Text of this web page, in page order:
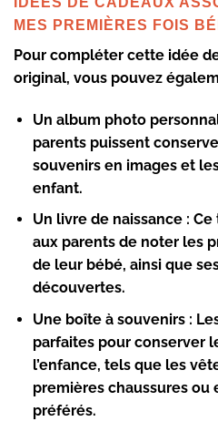
MES PREMIÈRES FOIS
Pour compléter cette idée
original, vous pouvez
Un album photo
parents puissent
souvenirs en images et
enfant.
Un livre de naissance: Ce
aux parents de noter les
de leur bébé, ainsi que
découvertes.
Une boîte à souvenirs:
parfaites pour conserver
l’enfance, tels que les
premières chaussures ou
préférés.